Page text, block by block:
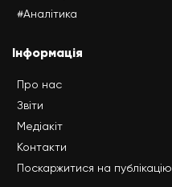
#Аналітика
Інформація
Про нас
Звіти
Медіакіт
Контакти
Поскаржитися на публікацію